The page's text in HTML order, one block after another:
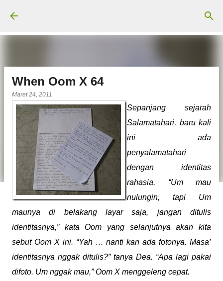
When Oom X 64
Maret 24, 2011
Sepanjang sejarah
Salamatahari, baru kali
ini ada
penyalamatahari
dengan identitas
rahasia. “Um mau
nulungin, tapi Um
maunya di belakang layar saja, jangan ditulis
identitasnya,” kata Oom yang selanjutnya akan kita
sebut Oom X ini. “Yah … nanti kan ada fotonya. Masa’
identitasnya nggak ditulis?” tanya Dea. “Apa lagi pakai
difoto. Um nggak mau,” Oom X menggeleng cepat.